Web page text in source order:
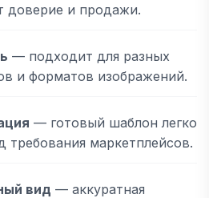
доверие и продажи.
— подходит для разных
и форматов изображений.
— готовый шаблон легко
требования маркетплейсов.
вид — аккуратная